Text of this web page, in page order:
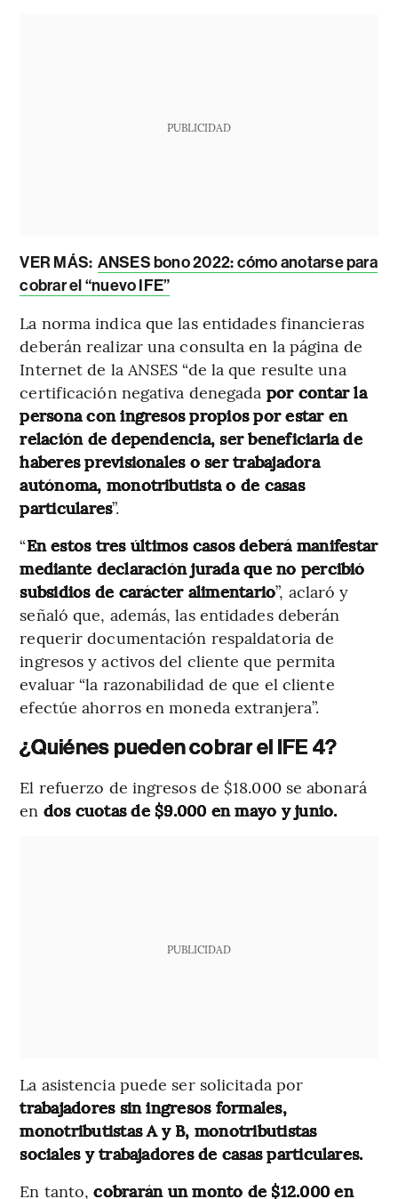
PUBLICIDAD
VER MÁS: ANSES bono 2022: cómo anotarse para
cobrar el “nuevo IFE”
La norma indica que las entidades financieras
deberán realizar una consulta en la página de
Internet de la ANSES “de la que resulte una
certificación negativa denegada por contar la
persona con ingresos propios por estar en
relación de dependencia, ser beneficiaria de
haberes previsionales o ser trabajadora
autónoma, monotributista o de casas
particulares”.
“En estos tres últimos casos deberá manifestar
mediante declaración jurada que no percibió
subsidios de carácter alimentario”, aclaró y
señaló que, además, las entidades deberán
requerir documentación respaldatoria de
ingresos y activos del cliente que permita
evaluar “la razonabilidad de que el cliente
efectúe ahorros en moneda extranjera”.
¿Quiénes pueden cobrar el IFE 4?
El refuerzo de ingresos de $18.000 se abonará
en dos cuotas de $9.000 en mayo y junio.
PUBLICIDAD
La asistencia puede ser solicitada por
trabajadores sin ingresos formales,
monotributistas A y B, monotributistas
sociales y trabajadores de casas particulares.
En tanto,cobrarán un monto de $12.000 en